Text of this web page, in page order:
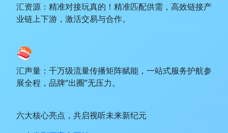
汇资源：精准对接玩真的！精准匹配供需，高效链接产
业链上下游，激活交易与合作。
🍣
汇声量：千万级流量传播矩阵赋能，一站式服务护航参
展全程，品牌“出圈”无压力。
六大核心亮点，共启视听未来新纪元